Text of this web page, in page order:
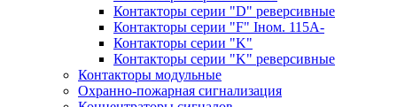
Контакторы серии "D" реверсивные
Контакторы серии "F" Iном. 115А-
Контакторы серии "K"
Контакторы серии "K" реверсивные
Контакторы модульные
Охранно-пожарная сигнализация